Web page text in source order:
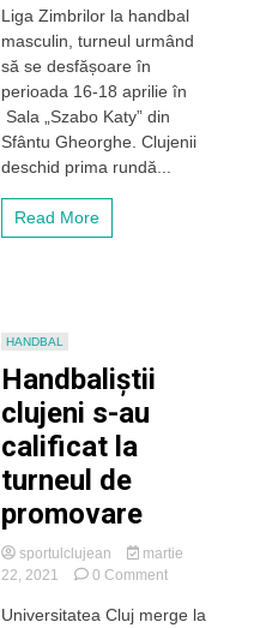
asaltul
final
revenirii
în
Liga
Liga Zimbrilor la handbal
masculin, turneul urmând
să se desfășoare în
perioada 16-18 aprilie în
Sala „Szabo Katy” din
Sfântu Gheorghe. Clujenii
deschid prima rundă...
Read More
HANDBAL
Handbaliștii
clujeni s-au
calificat la
turneul de
promovare
sportulclujean
martie
22, 2021
0 Commenton
clujeni
Universitatea Cluj merge la